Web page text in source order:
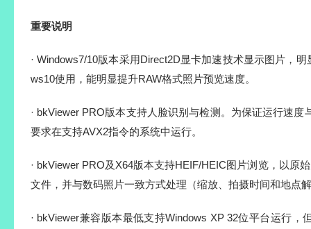
重要说明
· Windows7/10版本采用Direct2D显卡加速技术显示图片，
ws10使用，能明显提升RAW格式照片预览速度。
· bkViewer PRO版本支持人脸识别与检测。为保证运行速度
要求在支持AVX2指令的系统中运行。
· bkViewer PRO及X64版本支持HEIF/HEIC图片浏览，以原
文件，并与数码照片一致方式处理（缩放、拍摄时间和地点
· bkViewer兼容版本最低支持Windows XP 32位平台运行，